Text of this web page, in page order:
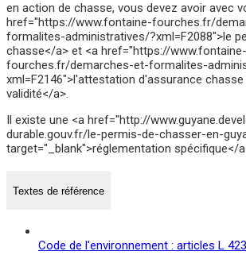
en action de chasse, vous devez avoir avec
href="https://www.fontaine-fourches.fr/
formalites-administratives/?xml=F2088">le
chasse</a> et <a href="https://www.fontaine-
fourches.fr/demarches-et-formalites-
xml=F2146">l'attestation d'assurance
validité</a>.
Il existe une <a href="http://
durable.gouv.fr/le-permis-de-chasser-en-
target="_blank">réglementation spécifique</
Textes de référence
Code de l'environnement : articles L